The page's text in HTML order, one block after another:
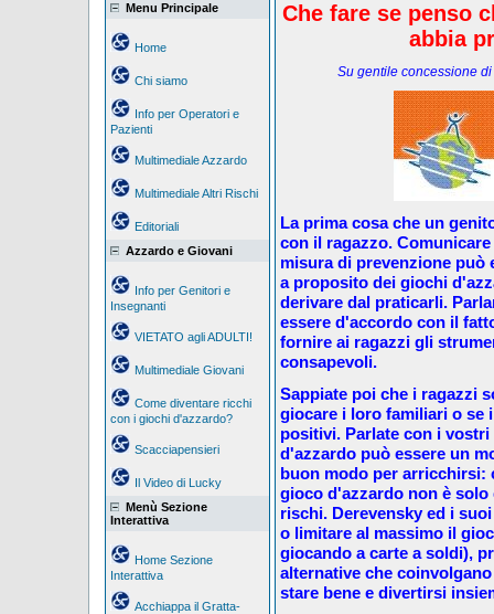
Menu Principale
Home
Chi siamo
Info per Operatori e
Pazienti
Multimediale Azzardo
Multimediale Altri Rischi
Editoriali
Azzardo e Giovani
Info per Genitori e
Insegnanti
VIETATO agli ADULTI!
Multimediale Giovani
Come diventare ricchi
con i giochi d'azzardo?
Scacciapensieri
Il Video di Lucky
Menù Sezione
Interattiva
Home Sezione
Interattiva
Acchiappa il Gratta-
Che fare se penso
abbia
Su gentile concessione
La prima cosa che un
con il ragazzo.
misura di prevenzione può
a proposito dei giochi
derivare dal praticarli.
essere d'accordo con il
fornire ai ragazzi gli
consapevoli.
Sappiate poi che i ragazzi
giocare i loro familiari o se
positivi. Parlate con i
d'azzardo può essere un
buon modo per arricchirsi:
gioco d'azzardo non è
rischi. Derevensky ed i
o limitare al massimo il
giocando a carte a soldi),
alternative che
stare bene e divertirsi